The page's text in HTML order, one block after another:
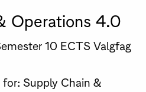
Operations 4.0
10 ECTS Valgfag
for: Supply Chain &